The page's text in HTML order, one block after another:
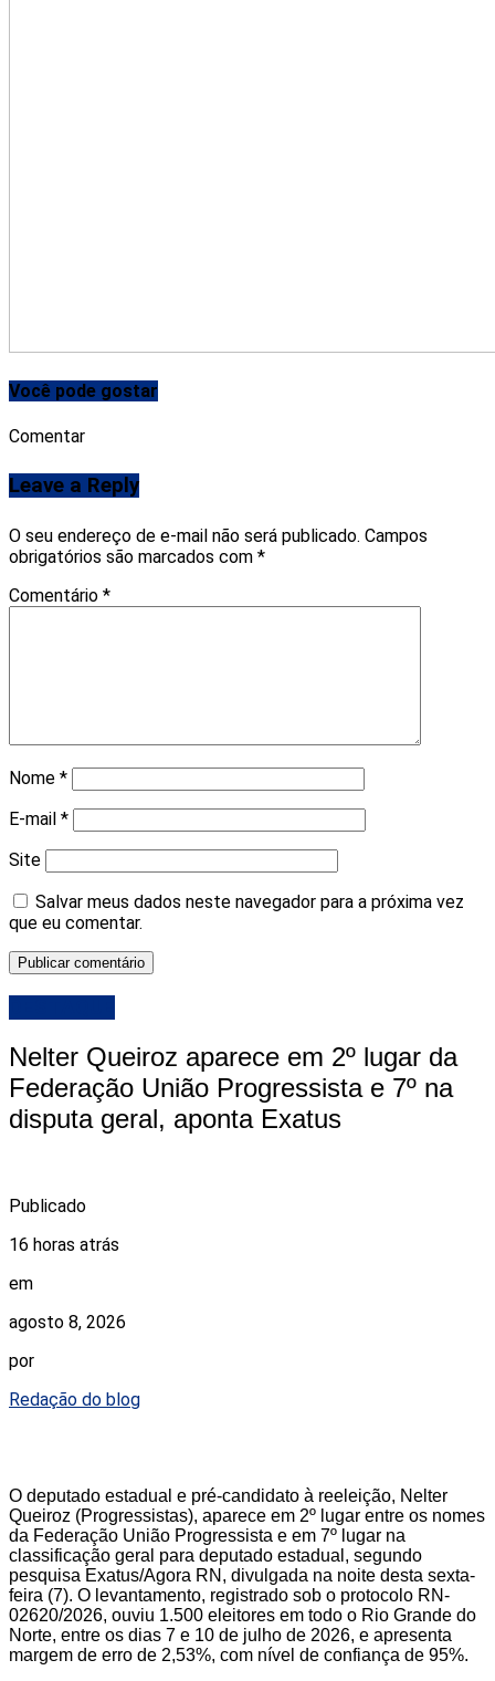
Você pode gostar
Comentar
Leave a Reply
O seu endereço de e-mail não será publicado. Campos
obrigatórios são marcados com *
Comentário *
Nome *
E-mail *
Site
Salvar meus dados neste navegador para a próxima vez
que eu comentar.
Nelter Queiroz aparece em 2º lugar da
Federação União Progressista e 7º na
disputa geral, aponta Exatus
Publicado
16 horas atrás
em
agosto 8, 2026
por
Redação do blog
O deputado estadual e pré-candidato à reeleição, Nelter
Queiroz (Progressistas), aparece em 2º lugar entre os nomes
da Federação União Progressista e em 7º lugar na
classificação geral para deputado estadual, segundo
pesquisa Exatus/Agora RN, divulgada na noite desta sexta-
feira (7). O levantamento, registrado sob o protocolo RN-
02620/2026, ouviu 1.500 eleitores em todo o Rio Grande do
Norte, entre os dias 7 e 10 de julho de 2026, e apresenta
margem de erro de 2,53%, com nível de confiança de 95%.